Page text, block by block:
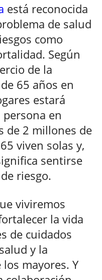
está reconocida
de salud
como
Según
de la
65 años en
estará
en
de 2 millones de
viven solas y,
sentirse
riesgo.
viviremos
la vida
de cuidados
y la
mayores. Y